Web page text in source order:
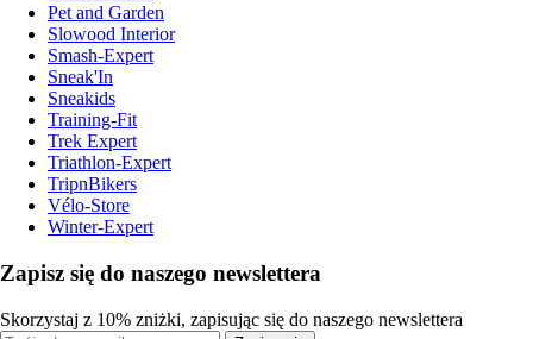
Pet and Garden
Slowood Interior
Smash-Expert
Sneak'In
Sneakids
Training-Fit
Trek Expert
Triathlon-Expert
TripnBikers
Vélo-Store
Winter-Expert
Zapisz się do naszego newslettera
Skorzystaj z 10% zniżki, zapisując się do naszego newslettera